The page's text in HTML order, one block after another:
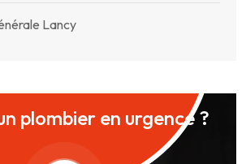
Lancy
plombier en urgence ?